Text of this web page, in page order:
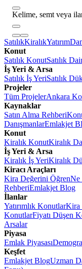
Kelime, semt veya
SatılıkKiralıkYatırım
Konut
Satılık KonutSatılık
İş Yeri & Arsa
Satılık İş YeriSatılık
Projeler
Tüm ProjelerAnkara
Kaynaklar
Satın Alma Rehberi
DanışmanlarEmlakjet
Konut
Kiralık KonutKiralık
İş Yeri & Arsa
Kiralık İş YeriKiralık
Kiracı Araçları
Kira Değerini ÖğrenNe
RehberiEmlakjet Blog
İlanlar
Yatırımlık KonutlarKira
KonutlarFiyatı Düşen
Arsalar
Piyasa
Emlak Piyasası
Keşfet
Emlakjet BlogUzman